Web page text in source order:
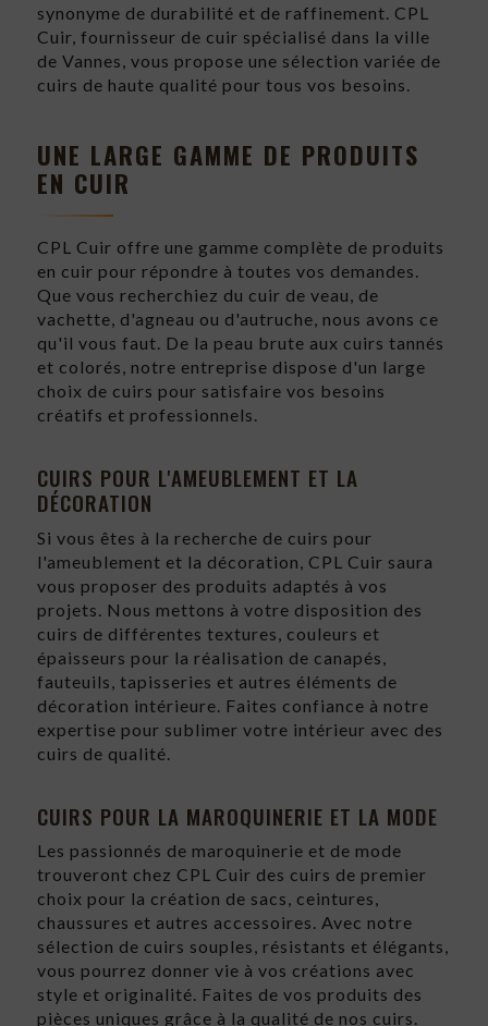
synonyme de durabilité et de raffinement. CPL
Cuir, fournisseur de cuir spécialisé dans la ville
de Vannes, vous propose une sélection variée de
cuirs de haute qualité pour tous vos besoins.
UNE LARGE GAMME DE PRODUITS
EN CUIR
CPL Cuir offre une gamme complète de produits
en cuir pour répondre à toutes vos demandes.
Que vous recherchiez du cuir de veau, de
vachette, d'agneau ou d'autruche, nous avons ce
qu'il vous faut. De la peau brute aux cuirs tannés
et colorés, notre entreprise dispose d'un large
choix de cuirs pour satisfaire vos besoins
créatifs et professionnels.
CUIRS POUR L'AMEUBLEMENT ET LA
DÉCORATION
Si vous êtes à la recherche de cuirs pour
l'ameublement et la décoration, CPL Cuir saura
vous proposer des produits adaptés à vos
projets. Nous mettons à votre disposition des
cuirs de différentes textures, couleurs et
épaisseurs pour la réalisation de canapés,
fauteuils, tapisseries et autres éléments de
décoration intérieure. Faites confiance à notre
expertise pour sublimer votre intérieur avec des
cuirs de qualité.
CUIRS POUR LA MAROQUINERIE ET LA MODE
Les passionnés de maroquinerie et de mode
trouveront chez CPL Cuir des cuirs de premier
choix pour la création de sacs, ceintures,
chaussures et autres accessoires. Avec notre
sélection de cuirs souples, résistants et élégants,
vous pourrez donner vie à vos créations avec
style et originalité. Faites de vos produits des
pièces uniques grâce à la qualité de nos cuirs.